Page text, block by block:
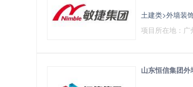
土建类>外墙装
项目所在地：广
山东恒信集团